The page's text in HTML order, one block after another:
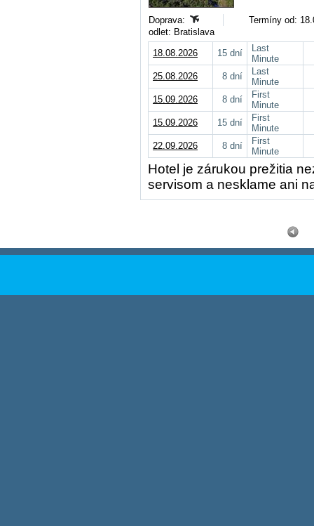
Doprava:
Termíny od:
odlet: Bratislava
18.08.2026
15 dní
Last
Minute
25.08.2026
8 dní
Last
Minute
15.09.2026
8 dní
First
Minute
15.09.2026
15 dní
First
Minute
22.09.2026
8 dní
First
Minute
Hotel je zárukou prežitia
servisom a nesklame ani